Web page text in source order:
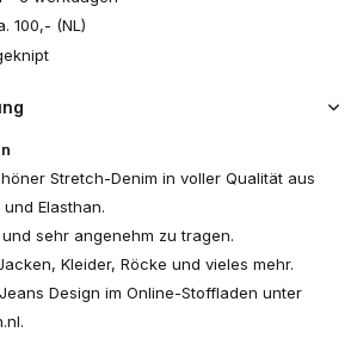
100,- (NL)
Stretch-Denim in voller Qualität aus
Elasthan.
sehr angenehm zu tragen.
Kleider, Röcke und vieles mehr.
Design im Online-Stoffladen unter